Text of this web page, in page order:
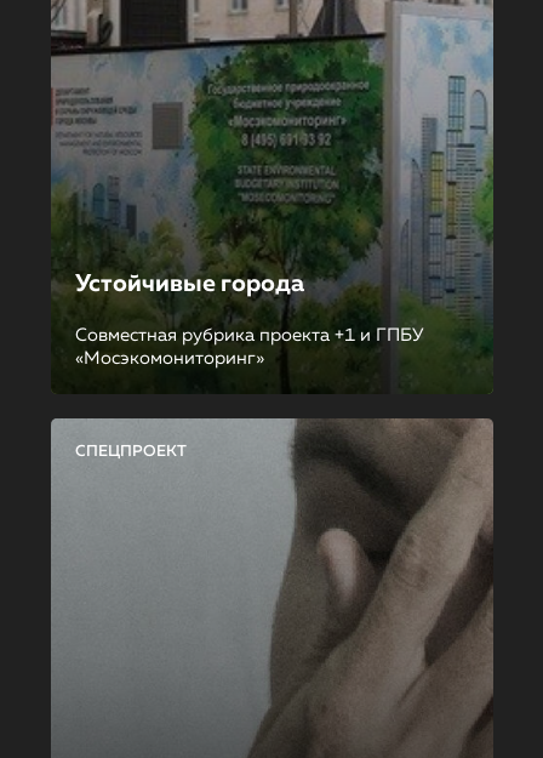
Устойчивые города
Совместная рубрика проекта +1 и ГПБУ
«Мосэкомониторинг»
СПЕЦПРОЕКТ